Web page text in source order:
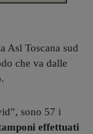
Asl Toscana sud
che va dalle
sono 57 i
effettuati